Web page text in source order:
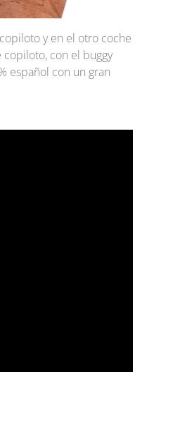
y en el otro coche
copiloto, con el buggy
español con un gran